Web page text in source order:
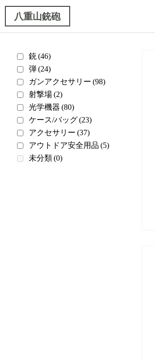
八重山銃砲
銃(46)
弾(24)
ガンアクセサリー (98)
射撃場(2)
光学機器 (80)
ケース/バッグ(23)
アクセサリー (37)
アウトドア安全用品 (5)
未分類(0)